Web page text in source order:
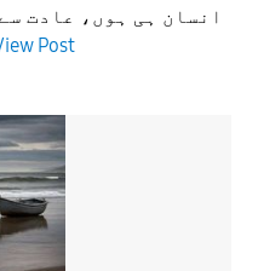
انسان ہی ہوں، عادت
Post